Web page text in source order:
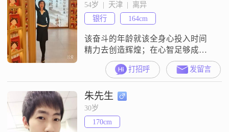
54岁  |  天津  |  离异
银行
164cm
该奋斗的年龄就该全身心投入时间
精力去创造辉煌；在心智足够成熟
有能力好好爱自己和别人时就该全
身心投入热情认真经营婚姻家庭。
始终相信人性本善，相信心灵契合
的人可以产生爱情火花。
打招呼 发留言
朱先生
30岁
170cm